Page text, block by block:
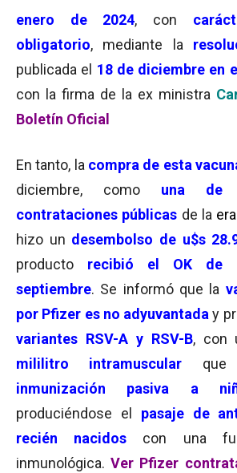
enero de 2024, con
obligatorio, mediante la
publicada el 18 de diciembre en
con la firma de la ex ministra
Boletín Oficial
En tanto, la compra de esta
diciembre, como una de
contrataciones públicas de la era
hizo un desembolso de u$s
producto recibió el OK de
septiembre. Se informó que la
por Pfizer es no adyuvantada y
variantes RSV-A y RSV-B, con
mililitro intramuscular
inmunización pasiva a
produciéndose el pasaje de
recién nacidos con una
inmunológica.Ver Pfizer